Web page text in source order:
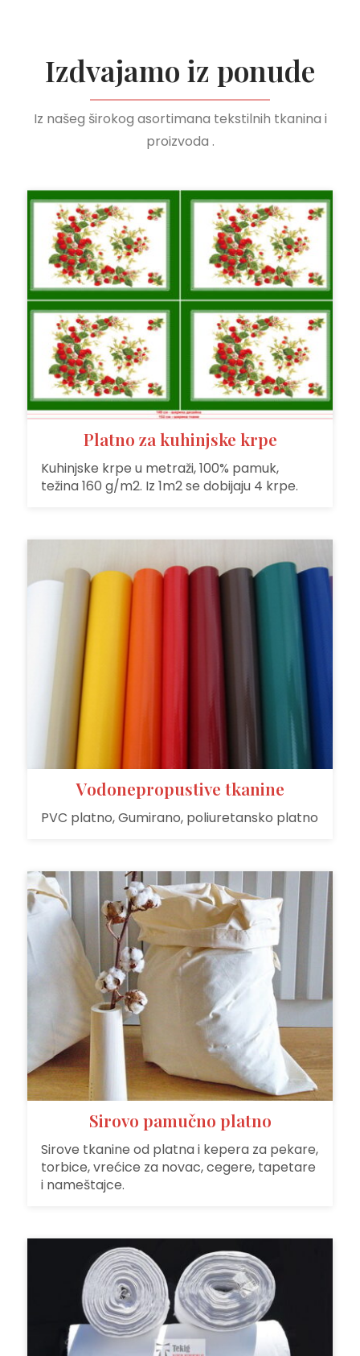
Izdvajamo iz ponude
Iz našeg širokog asortimana tekstilnih tkanina i
proizvoda .
Platno za kuhinjske krpe
Kuhinjske krpe u metraži, 100% pamuk,
težina 160 g/m2. Iz 1m2 se dobijaju 4 krpe.
Vodonepropustive tkanine
PVC platno, Gumirano, poliuretansko platno
Sirovo pamučno platno
Sirove tkanine od platna i kepera za pekare,
torbice, vrećice za novac, cegere, tapetare
i nameštajce.